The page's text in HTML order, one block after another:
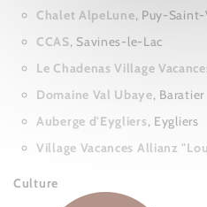
Chalet AlpeLune, Puy-
CCAS, Savines-le-Lac
Le Chadenas Village
Domaine Val Ubaye, Baratier
Auberge d'Eygliers, Eygliers
Village Vacances Allianz
Culture